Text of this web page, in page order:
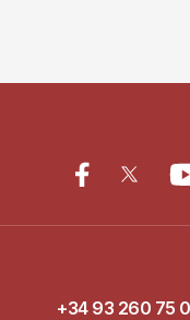
+34 93 260 75